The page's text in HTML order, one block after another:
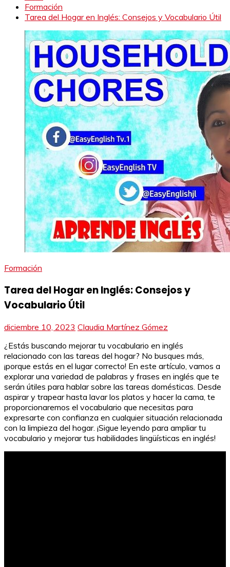
Formación
Tarea del Hogar en Inglés: Consejos y Vocabulario Útil
Formación
Tarea del Hogar en Inglés: Consejos y
Vocabulario Útil
diciembre 10, 2023 Claudia Martínez Gómez
¿Estás buscando mejorar tu vocabulario en inglés
relacionado con las tareas del hogar? No busques más,
¡porque estás en el lugar correcto! En este artículo, vamos a
explorar una variedad de palabras y frases en inglés que te
serán útiles para hablar sobre las tareas domésticas. Desde
aspirar y trapear hasta lavar los platos y hacer la cama, te
proporcionaremos el vocabulario que necesitas para
expresarte con confianza en cualquier situación relacionada
con la limpieza del hogar. ¡Sigue leyendo para ampliar tu
vocabulario y mejorar tus habilidades lingüísticas en inglés!